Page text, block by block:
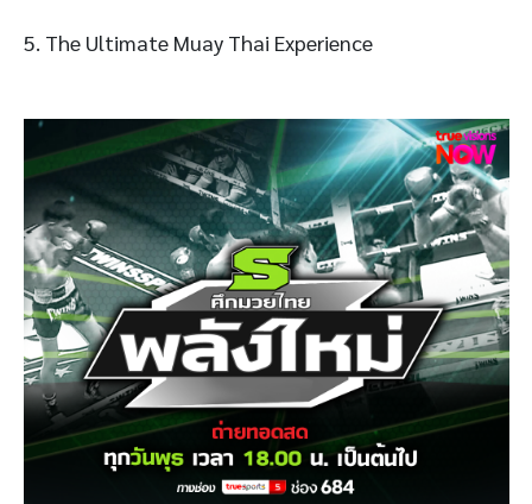
5. The Ultimate Muay Thai Experience